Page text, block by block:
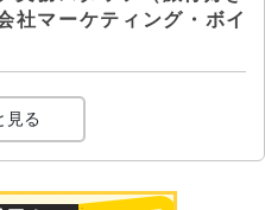
社マーケティング・ボイ
見る